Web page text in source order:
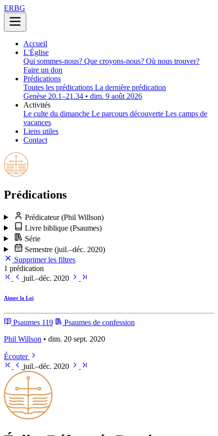
ERBG
Accueil
L'Église
Qui sommes-nous? Que croyons-nous? Où nous trouver?
Faire un don
Prédications
Toutes les prédications La dernière prédication
Genèse 20.1–21.34 • dim. 9 août 2026
Activités
Le culte du dimanche Le parcours découverte Les camps de
vacances
Liens utiles
Contact
Prédications
Prédicateur(Phil Willson)
Livre biblique (Psaumes)
Série
Semestre (juil.–déc. 2020)
Supprimer les filtres
1 prédication
juil.–déc. 2020
Aimer la Loi
Psaumes 119
Psaumes de confession
Phil Willson • dim. 20 sept. 2020
Écouter
juil.–déc. 2020